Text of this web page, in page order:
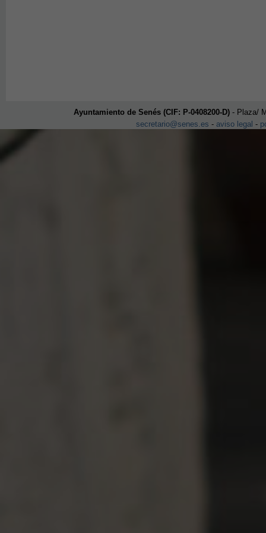
Ayuntamiento de Senés (CIF: P-0408200-D) - Plaza/
secretario@senes.es - aviso legal -